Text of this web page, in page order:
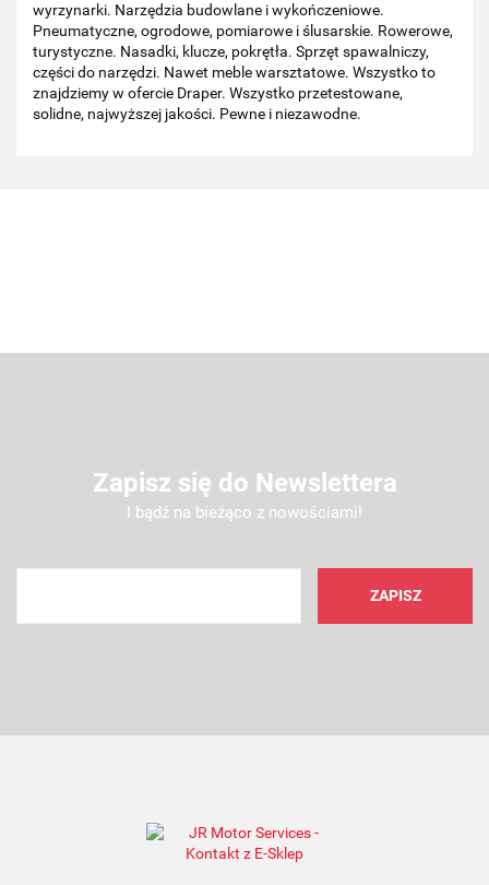
wyrzynarki. Narzędzia budowlane i wykończeniowe.
Pneumatyczne, ogrodowe, pomiarowe i ślusarskie. Rowerowe,
turystyczne. Nasadki, klucze, pokrętła. Sprzęt spawalniczy,
części do narzędzi. Nawet meble warsztatowe. Wszystko to
znajdziemy w ofercie Draper. Wszystko przetestowane,
solidne, najwyższej jakości. Pewne i niezawodne.
Zapisz się do Newslettera
I bądź na bieżąco z nowościami!